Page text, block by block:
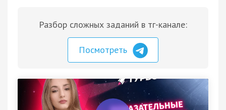
Разбор сложных заданий в тг-канале:
Посмотреть